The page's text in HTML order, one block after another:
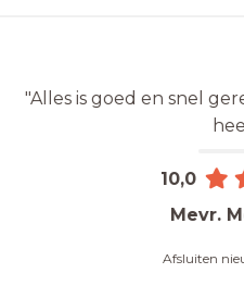
"Alles is goed en snel
heel
10,0
Mevr.
Afsluiten nieuwe